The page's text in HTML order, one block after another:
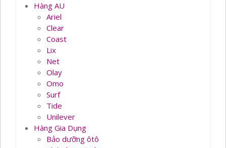
Hàng AU
Ariel
Clear
Coast
Lix
Net
Olay
Omo
Surf
Tide
Unilever
Hàng Gia Dụng
Bảo dưỡng ôtô